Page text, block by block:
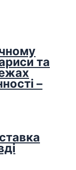
та
–